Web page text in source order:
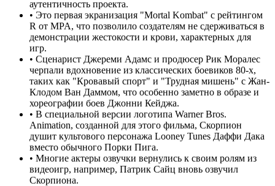
аутентичность проекта.
• Это первая экранизация "Mortal Kombat" с рейтингом
R от MPA, что позволило создателям не сдерживаться в
демонстрации жестокости и крови, характерных для
игр.
• Сценарист Джереми Адамс и продюсер Рик Моралес
черпали вдохновение из классических боевиков 80-х,
таких как "Кровавый спорт" и "Трудная мишень" с Жан-
Клодом Ван Даммом, что особенно заметно в образе и
хореографии боев Джонни Кейджа.
• В специальной версии логотипа Warner Bros.
Animation, созданной для этого фильма, Скорпион
душит культового персонажа Looney Tunes Даффи Дака
вместо обычного Порки Пига.
• Многие актеры озвучки вернулись к своим ролям из
видеоигр, например, Патрик Сайц вновь озвучил
Скорпиона.